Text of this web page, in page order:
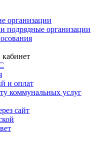
организации
подрядные организации
и оплат
коммунальных услуг
сайт